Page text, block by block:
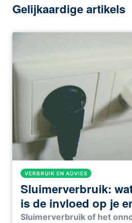
Gelijkaardige artikels
VERBRUIK EN ADVIES
Sluimerverbruik:
is de invloed op je
Sluimerverbruik of het